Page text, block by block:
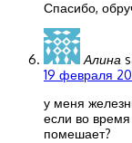
Спасибо,
Алина
19 февраля
у меня
если во
помешает?